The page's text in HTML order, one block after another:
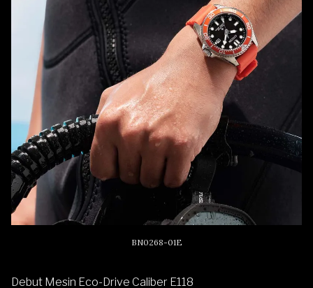
BN0268-01E
Debut Mesin Eco-Drive Caliber E118